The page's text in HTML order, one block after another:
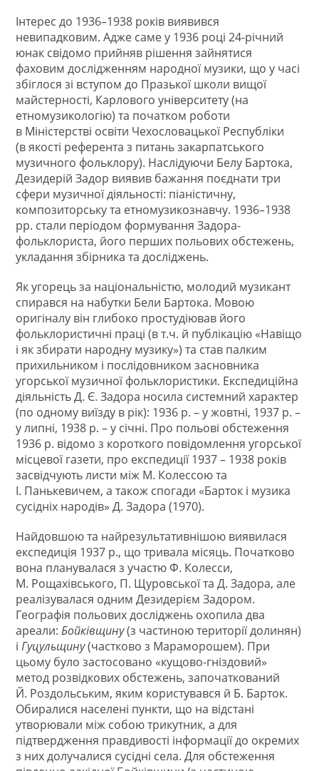
Інтерес до 1936–1938 років виявився
невипадковим. Адже саме у 1936 році 24-річний
юнак свідомо прийняв рішення зайнятися
фаховим дослідженням народної музики, що у часі
збіглося зі вступом до Празької школи вищої
майстерності, Карлового університету (на
етномузикологію) та початком роботи
в Міністерстві освіти Чехословацької Республіки
(в якості референта з питань закарпатського
музичного фольклору). Наслідуючи Белу Бартока,
Дезидерій Задор виявив бажання поєднати три
сфери музичної діяльності: піаністичну,
композиторську та етномузикознавчу. 1936–1938
рр. стали періодом формування Задора-
фольклориста, його перших польових обстежень,
укладання збірника та досліджень.
Як угорець за національністю, молодий музикант
спирався на набутки Бели Бартока. Мовою
оригіналу він глибоко простудіював його
фольклористичні праці (в т.ч. й публікацію «Навіщо
і як збирати народну музику») та став палким
прихильником і послідовником засновника
угорської музичної фольклористики. Експедиційна
діяльність Д. Є. Задора носила системний характер
(по одному виїзду в рік): 1936 р. – у жовтні, 1937 р. –
у липні, 1938 р. – у січні. Про польові обстеження
1936 р. відомо з короткого повідомлення угорської
місцевої газети, про експедиції 1937 – 1938 років
засвідчують листи між М. Колессою та
І. Панькевичем, а також спогади «Барток і музика
сусідніх народів» Д. Задора (1970).
Найдовшою та найрезультативнішою виявилася
експедиція 1937 р., що тривала місяць. Початково
вона планувалася з участю Ф. Колесси,
М. Рощахівського, П. Щуровської та Д. Задора, але
реалізувалася одним Дезидерієм Задором.
Географія польових досліджень охопила два
ареали: Бойківщину(з частиною території долинян)
іГуцульщину(частково з Мараморошем). При
цьому було застосовано «кущово-гніздовий»
метод розвідкових обстежень, започаткований
Й. Роздольським, яким користувався й Б. Барток.
Обиралися населені пункти, що на відстані
утворювали між собою трикутник, а для
підтвердження правдивості інформації до окремих
з них долучалися сусідні села. Для обстеження